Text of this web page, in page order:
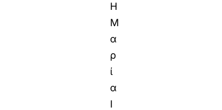
Η
Μ
α
ρ
ί
α
Ι